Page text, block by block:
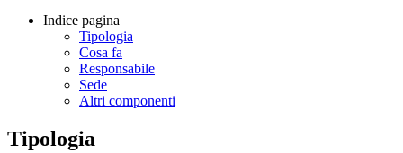
Indice pagina
Tipologia
Cosa fa
Responsabile
Sede
Altri componenti
Tipologia